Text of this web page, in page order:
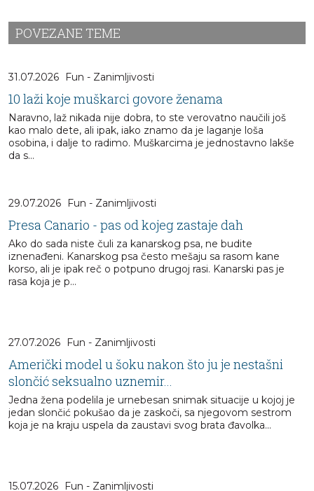
POVEZANE TEME
31.07.2026 Fun - Zanimljivosti
10 laži koje muškarci govore ženama
Naravno, laž nikada nije dobra, to ste verovatno naučili još
kao malo dete, ali ipak, iako znamo da je laganje loša
osobina, i dalje to radimo. Muškarcima je jednostavno lakše
da s...
29.07.2026 Fun - Zanimljivosti
Presa Canario - pas od kojeg zastaje dah
Ako do sada niste čuli za kanarskog psa, ne budite
iznenađeni. Kanarskog psa često mešaju sa rasom kane
korso, ali je ipak reč o potpuno drugoj rasi. Kanarski pas je
rasa koja je p...
27.07.2026 Fun - Zanimljivosti
Američki model u šoku nakon što ju je nestašni
slončić seksualno uznemir...
Jedna žena podelila je urnebesan snimak situacije u kojoj je
jedan slončić pokušao da je zaskoči, sa njegovom sestrom
koja je na kraju uspela da zaustavi svog brata đavolka...
15.07.2026 Fun - Zanimljivosti